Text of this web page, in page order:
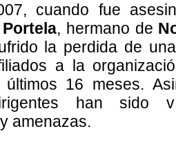
cuando fue
, hermano de
la perdida de
a la
16 meses.
han sido
amenazas.